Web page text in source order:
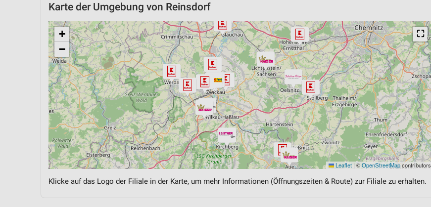
Karte der Umgebung von Reinsdorf
⛶
+
−
Leaflet | ©OpenStreetMapcontributors
Klicke auf das Logo der Filiale in der Karte, um mehr Informationen (Öffnungszeiten & Route) zur Filiale zu erhalten.